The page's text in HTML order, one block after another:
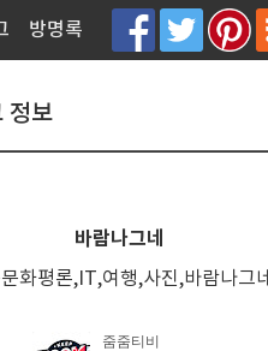
방명록
정보
바람나그네
화평론,IT,여행,사진,바람나그네